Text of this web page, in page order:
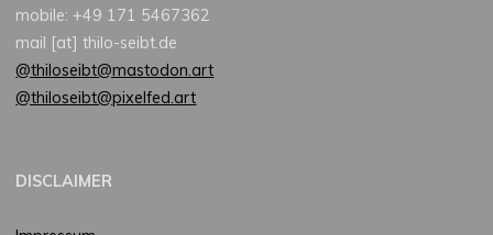
mobile: +49 171 5467362
mail [at] thilo-seibt.de
@thiloseibt@mastodon.art
@thiloseibt@pixelfed.art
DISCLAIMER